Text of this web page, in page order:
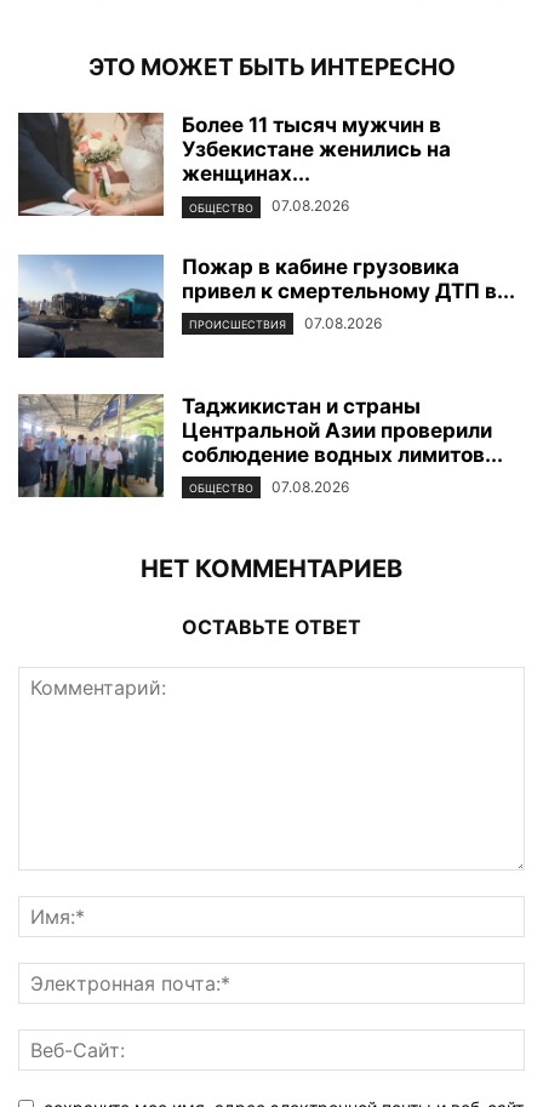
ЭТО МОЖЕТ БЫТЬ ИНТЕРЕСНО
Более 11 тысяч мужчин в
Узбекистане женились на
женщинах...
ОБЩЕСТВО 07.08.2026
Пожар в кабине грузовика
привел к смертельному ДТП в...
ПРОИСШЕСТВИЯ 07.08.2026
Таджикистан и страны
Центральной Азии проверили
соблюдение водных лимитов...
ОБЩЕСТВО 07.08.2026
НЕТ КОММЕНТАРИЕВ
ОСТАВЬТЕ ОТВЕТ